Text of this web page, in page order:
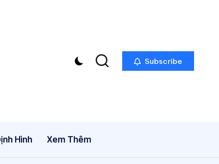
Subscribe
Hình Xem Thêm